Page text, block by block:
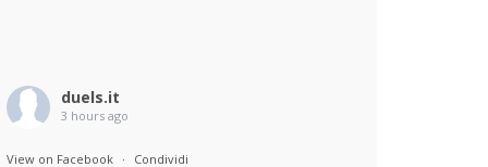
duels.it
3 hours ago
View on Facebook · Condividi